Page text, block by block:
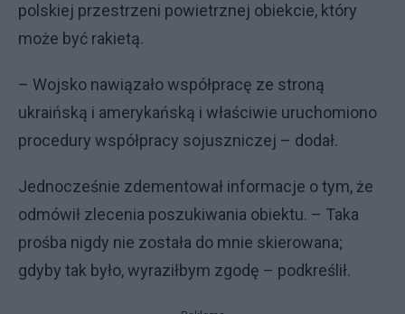
polskiej przestrzeni powietrznej obiekcie, który
może być rakietą.
– Wojsko nawiązało współpracę ze stroną
ukraińską i amerykańską i właściwie uruchomiono
procedury współpracy sojuszniczej – dodał.
Jednocześnie zdementował informacje o tym, że
odmówił zlecenia poszukiwania obiektu. – Taka
prośba nigdy nie została do mnie skierowana;
gdyby tak było, wyraziłbym zgodę – podkreślił.